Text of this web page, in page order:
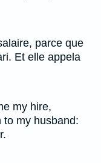
parce que
Et elle appela
my hire,
to my husband: